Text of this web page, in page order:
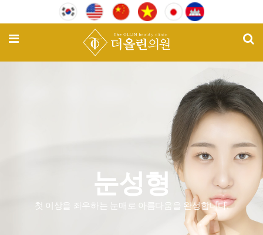
메뉴
눈성형
첫 이상을 좌우하는 눈매로 아름다움을 완성합니다.